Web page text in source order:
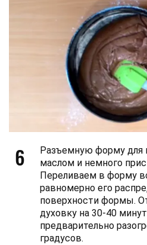
6
Разъемную форму
маслом и немного
Переливаем в форму
равномерно его
поверхности формы.
духовку на 30-40
предварительно
градусов.